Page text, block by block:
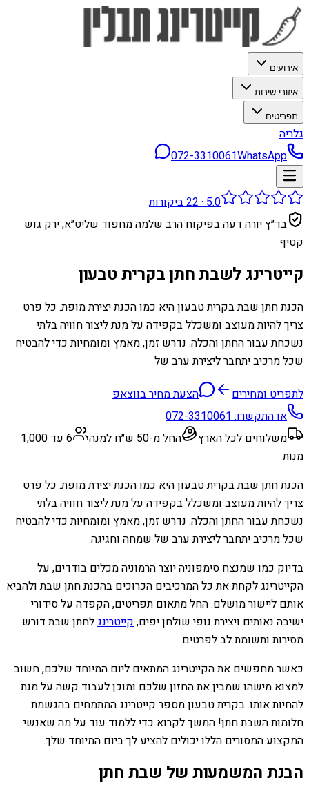
אירועים
איזורי שירות
תפריטים
גלריה
072-3310061WhatsApp
5.0
·
22ביקורות
בד״ץ יורה דעה בפיקוח הרב שלמה מחפוד שליט״א, ירק גוש
קטיף
קייטרינג לשבת חתן בקרית טבעון
הכנת חתן שבת בקרית טבעון היא כמו הכנת יצירת מופת. כל פרט
צריך להיות מעוצב ומשכלל בקפידה על מנת ליצור חוויה בלתי
נשכחת עבור החתן והכלה. נדרש זמן, מאמץ ומומחיות כדי להבטיח
שכל מרכיב יתחבר ליצירת ערב של
לתפריט ומחירים
הצעת מחיר בווצאפ
או התקשרו:072-3310061
משלוחים לכל הארץ
החל מ-50 ש״ח למנה
6 עד 1,000
מנות
הכנת חתן שבת בקרית טבעון היא כמו הכנת יצירת מופת. כל פרט
צריך להיות מעוצב ומשכלל בקפידה על מנת ליצור חוויה בלתי
נשכחת עבור החתן והכלה. נדרש זמן, מאמץ ומומחיות כדי להבטיח
שכל מרכיב יתחבר ליצירת ערב של שמחה וחגיגה.
בדיוק כמו שמנצח סימפוניה יוצר הרמוניה מכלים בודדים, על
הקייטרינג לקחת את כל המרכיבים הכרוכים בהכנת חתן שבת ולהביא
אותם ליישור מושלם. החל מתאום תפריטים, הקפדה על סידורי
ישיבה נאותים ויצירת נופי שולחן יפים,קייטרינגלחתן שבת דורש
מסירות ותשומת לב לפרטים.
כאשר מחפשים את הקייטרינג המתאים ליום המיוחד שלכם, חשוב
למצוא מישהו שמבין את החזון שלכם ומוכן לעבוד קשה על מנת
להחיות אותו. בקרית טבעון מספר קייטרינג המתמחים בהגשמת
חלומות השבת חתן! המשך לקרוא כדי ללמוד עוד על מה שאנשי
המקצוע המסורים הללו יכולים להציע לך ביום המיוחד שלך.
הבנת המשמעות של שבת חתן